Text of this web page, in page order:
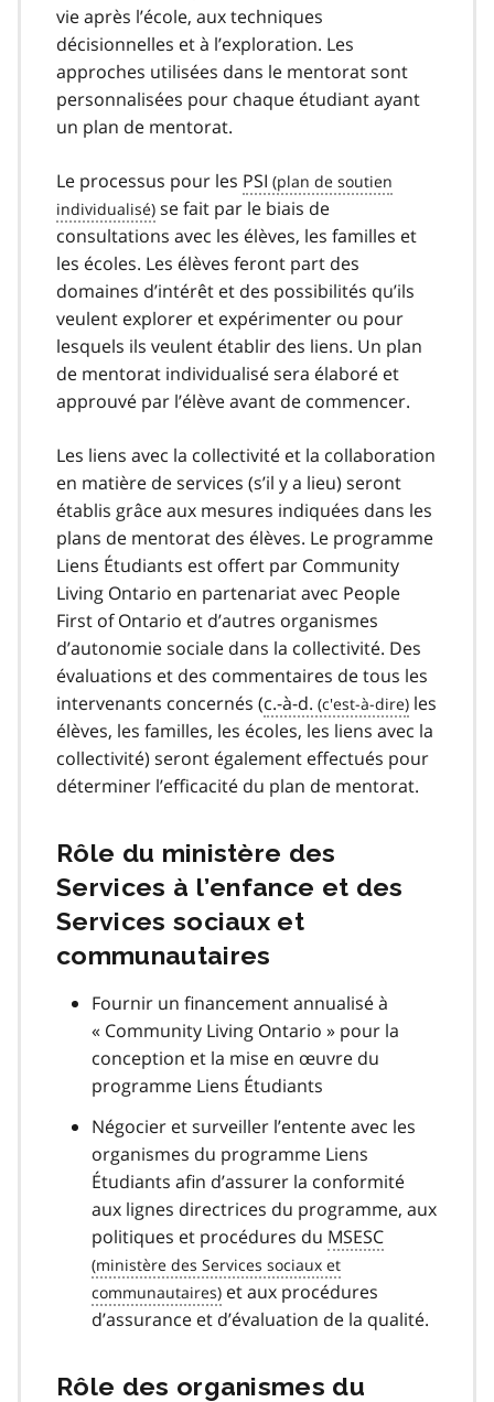
vie après l’école, aux techniques
décisionnelles et à l’exploration. Les
approches utilisées dans le mentorat sont
personnalisées pour chaque étudiant ayant
un plan de mentorat.
Le processus pour les PSI
se fait par le biais de
consultations avec les élèves, les familles et
les écoles. Les élèves feront part des
domaines d’intérêt et des possibilités qu’ils
veulent explorer et expérimenter ou pour
lesquels ils veulent établir des liens. Un plan
de mentorat individualisé sera élaboré et
approuvé par l’élève avant de commencer.
Les liens avec la collectivité et la collaboration
en matière de services (s’il y a lieu) seront
établis grâce aux mesures indiquées dans les
plans de mentorat des élèves. Le programme
Liens Étudiants est offert par Community
Living Ontario en partenariat avec People
First of Ontario et d’autres organismes
d’autonomie sociale dans la collectivité. Des
évaluations et des commentaires de tous les
intervenants concernés (c.-à-d.
les
élèves, les familles, les écoles, les liens avec la
collectivité) seront également effectués pour
déterminer l’efficacité du plan de mentorat.
Rôle du ministère des
Services à l’enfance et des
Services sociaux et
communautaires
Fournir un financement annualisé à
« Community Living Ontario » pour la
conception et la mise en œuvre du
programme Liens Étudiants
Négocier et surveiller l’entente avec les
organismes du programme Liens
Étudiants afin d’assurer la conformité
aux lignes directrices du programme, aux
politiques et procédures du MSESC
et aux procédures
d’assurance et d’évaluation de la qualité.
Rôle des organismes du